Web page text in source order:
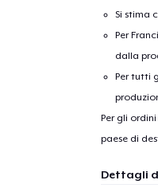
Si stima
Per
dalla
Per tutti
Per gli
paese di
Dettagli